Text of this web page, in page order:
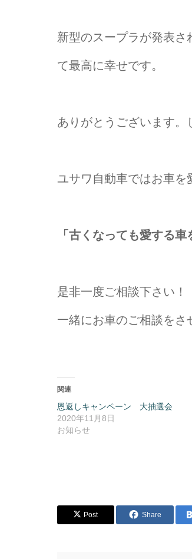
新型のスープラが発表
て最高に幸せです。
ありがとうございます。
ユサワ自動車ではお車を
「古くなっても愛する車
是非一度ご相談下さい！
一緒にお車のご相談をさ
関連
恩返しキャンペーン 大抽選会
2020年11月8日
お知らせ
Post Share